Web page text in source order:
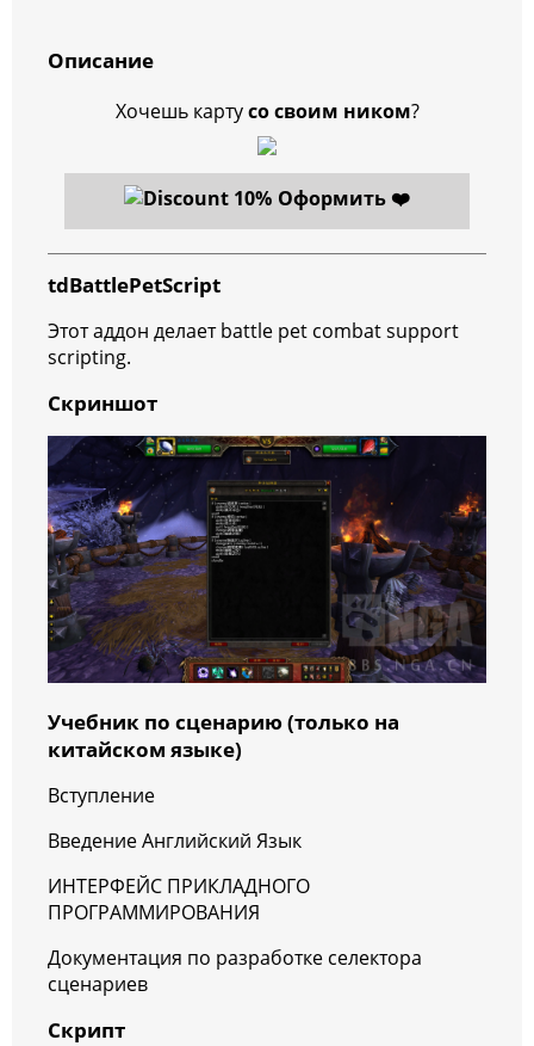
Описание
Хочешь картусо своим ником?
Оформить ❤️
tdBattlePetScript
Этот аддон делает battle pet combat support
scripting.
Скриншот
Учебник по сценарию (только на
китайском языке)
Вступление
Введение Английский Язык
ИНТЕРФЕЙС ПРИКЛАДНОГО
ПРОГРАММИРОВАНИЯ
Документация по разработке селектора
сценариев
Скрипт